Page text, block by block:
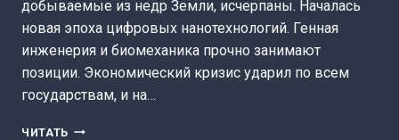
добываемые из недр Земли, исчерпаны. Началась
новая эпоха цифровых нанотехнологий. Генная
инженерия и биомеханика прочно занимают
позиции. Экономический кризис ударил по всем
государствам, и на…
ЧИТАТЬ В